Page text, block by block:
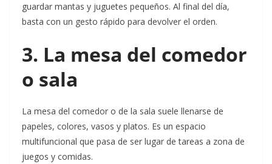
guardar mantas y juguetes pequeños. Al final del día,
basta con un gesto rápido para devolver el orden.
3. La mesa del comedor
o sala
La mesa del comedor o de la sala suele llenarse de
papeles, colores, vasos y platos. Es un espacio
multifuncional que pasa de ser lugar de tareas a zona de
juegos y comidas.